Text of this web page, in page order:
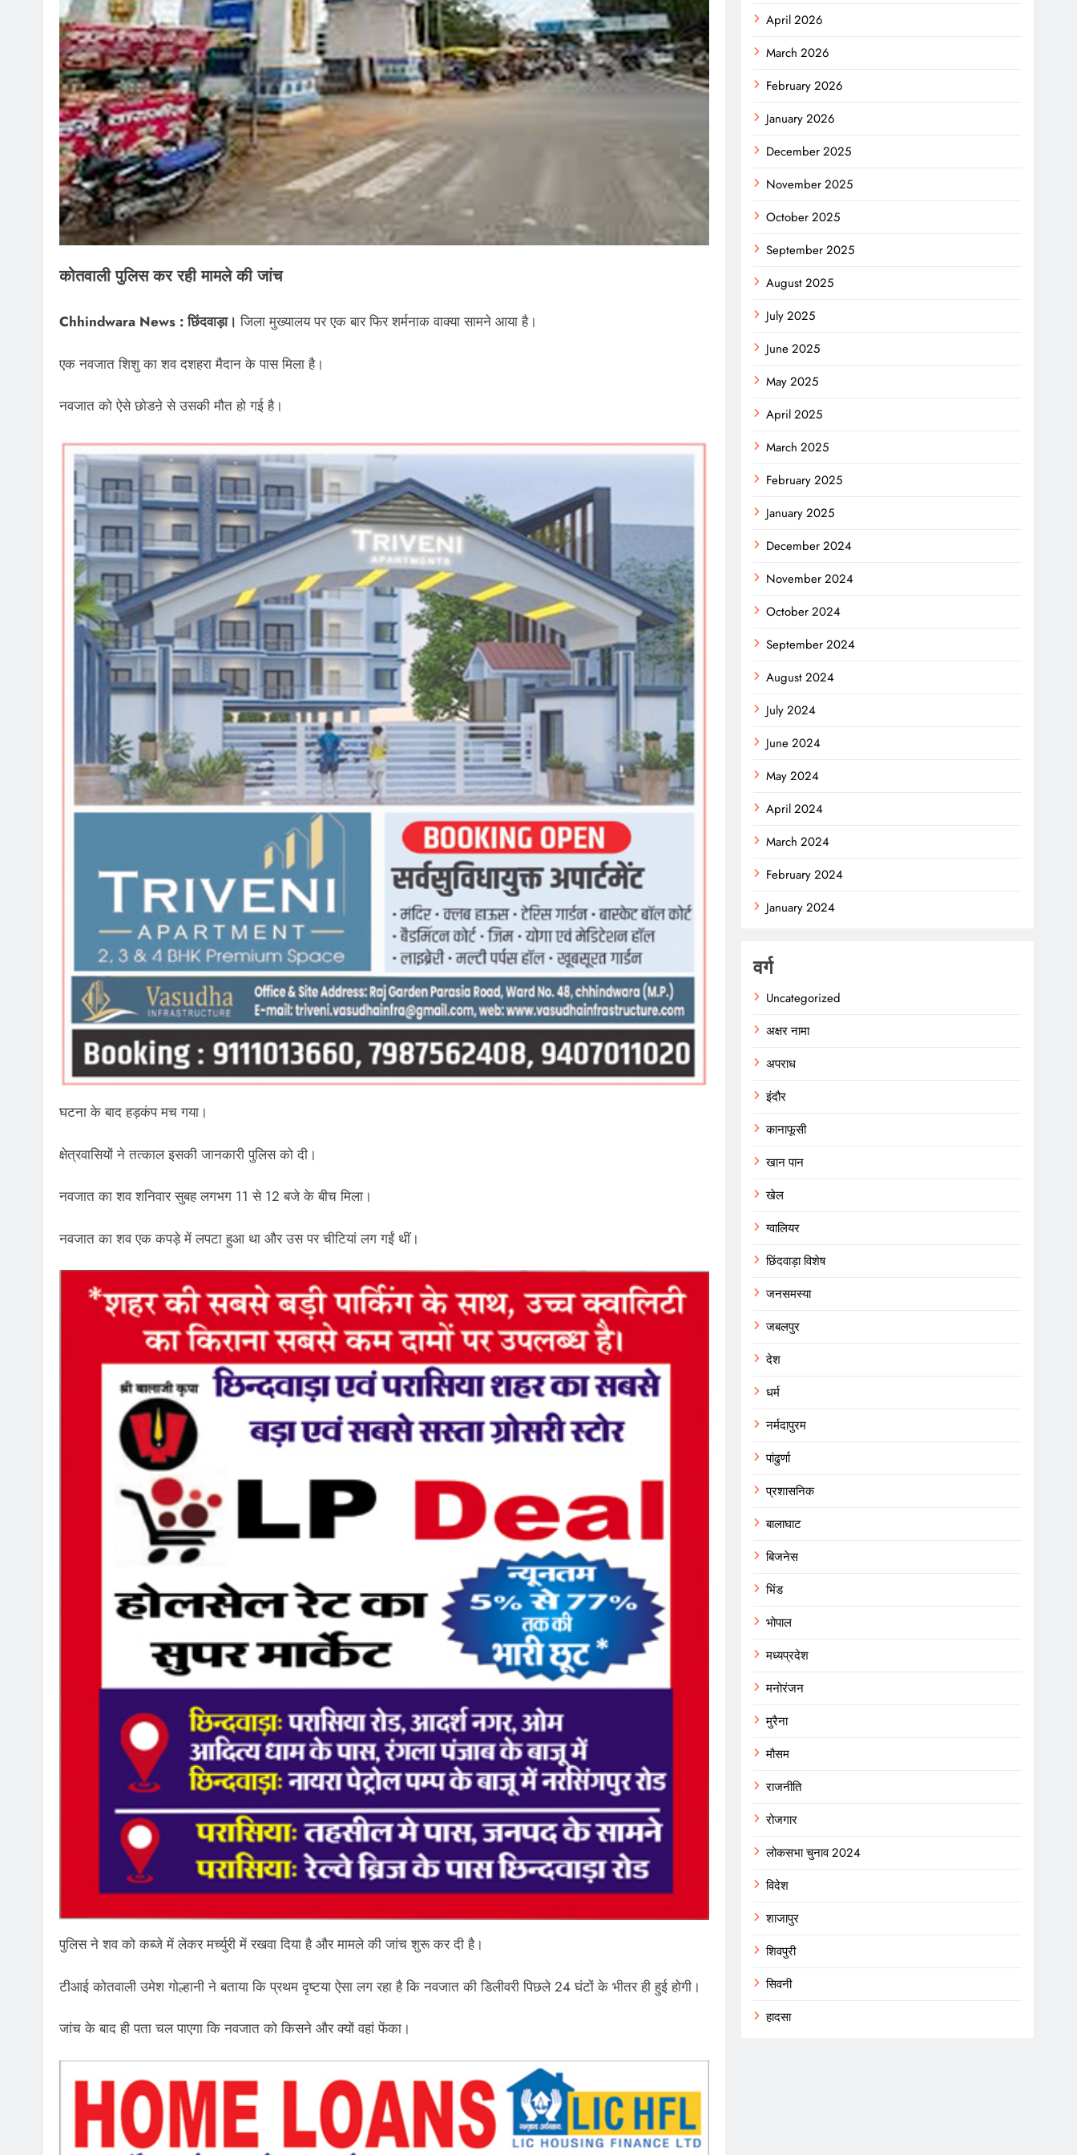
कोतवाली पुलिस कर रही मामले की जांच
Chhindwara News : छिंदवाड़ा। जिला मुख्यालय पर एक बार फिर शर्मनाक वाक्या सामने आया है।
एक नवजात शिशु का शव दशहरा मैदान के पास मिला है।
नवजात को ऐसे छोडऩे से उसकी मौत हो गई है।
घटना के बाद हड़कंप मच गया।
क्षेत्रवासियों ने तत्काल इसकी जानकारी पुलिस को दी।
नवजात का शव शनिवार सुबह लगभग 11 से 12 बजे के बीच मिला।
नवजात का शव एक कपड़े में लपटा हुआ था और उस पर चीटियां लग गईं थीं।
पुलिस ने शव को कब्जे में लेकर मर्च्युरी में रखवा दिया है और मामले की जांच शुरू कर दी है।
टीआई कोतवाली उमेश गोल्हानी ने बताया कि प्रथम दृष्टया ऐसा लग रहा है कि नवजात की डिलीवरी पिछले 24 घंटों के भीतर ही हुई होगी।
जांच के बाद ही पता चल पाएगा कि नवजात को किसने और क्यों वहां फेंका।
April 2026
March 2026
February 2026
January 2026
December 2025
November 2025
October 2025
September 2025
August 2025
July 2025
June 2025
May 2025
April 2025
March 2025
February 2025
January 2025
December 2024
November 2024
October 2024
September 2024
August 2024
July 2024
June 2024
May 2024
April 2024
March 2024
February 2024
January 2024
वर्ग
Uncategorized
अक्षर नामा
अपराध
इंदौर
कानाफूसी
खान पान
खेल
ग्वालियर
छिंदवाड़ा विशेष
जनसमस्या
जबलपुर
देश
धर्म
नर्मदापुरम
पांढुर्णा
प्रशासनिक
बालाघाट
बिजनेस
भिंड
भोपाल
मध्यप्रदेश
मनोरंजन
मुरैना
मौसम
राजनीति
रोजगार
लोकसभा चुनाव 2024
विदेश
शाजापुर
शिवपुरी
सिवनी
हादसा